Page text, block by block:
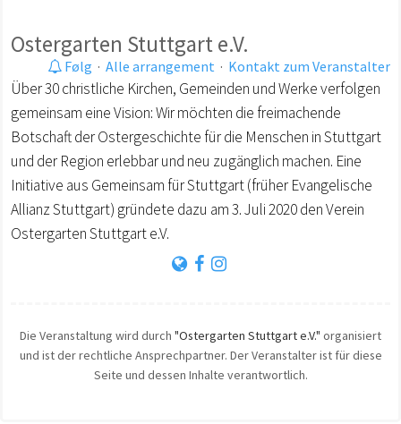
Ostergarten Stuttgart e.V.
Følg · Alle arrangement · Kontakt zum Veranstalter
Über 30 christliche Kirchen, Gemeinden und Werke verfolgen
gemeinsam eine Vision: Wir möchten die freimachende
Botschaft der Ostergeschichte für die Menschen in Stuttgart
und der Region erlebbar und neu zugänglich machen. Eine
Initiative aus Gemeinsam für Stuttgart (früher Evangelische
Allianz Stuttgart) gründete dazu am 3. Juli 2020 den Verein
Ostergarten Stuttgart e.V.
Die Veranstaltung wird durch "Ostergarten Stuttgart e.V." organisiert
und ist der rechtliche Ansprechpartner. Der Veranstalter ist für diese
Seite und dessen Inhalte verantwortlich.